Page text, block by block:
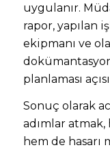
uygulanır.
rapor, yapılan
ekipmanı ve
planlaması
Sonuç olarak
adımlar
hem de hasarı